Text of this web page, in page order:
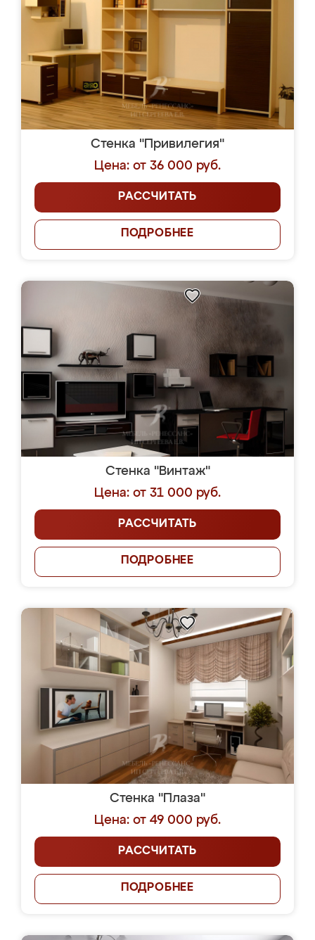
Стенка "Привилегия"
Цена: от 36 000 руб.
РАССЧИТАТЬ
ПОДРОБНЕЕ
Стенка "Винтаж"
Цена: от 31 000 руб.
РАССЧИТАТЬ
ПОДРОБНЕЕ
Стенка "Плаза"
Цена: от 49 000 руб.
РАССЧИТАТЬ
ПОДРОБНЕЕ